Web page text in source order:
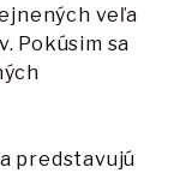
veľa
Pokúsim sa
predstavujú